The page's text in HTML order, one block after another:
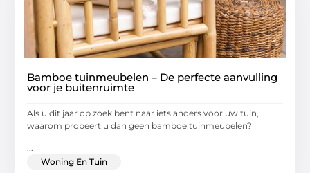
Bamboe tuinmeubelen – De perfecte aanvulling
voor je buitenruimte
Als u dit jaar op zoek bent naar iets anders voor uw tuin,
waarom probeert u dan geen bamboe tuinmeubelen?
...
Woning En Tuin